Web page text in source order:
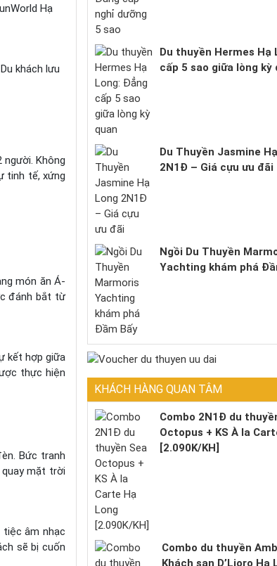
Hạ
khách lưu
người. Không
tinh tế, xứng
món ăn Á-
đánh bắt từ
kết hợp giữa
thực hiện
Bức tranh
mặt trời
tiệc âm nhạc
sẽ bị cuốn
Du thuyền Hermes Hạ
cấp 5 sao giữa lòng kỳ
Du Thuyền Jasmine
2N1Đ – Giá cựu ưu đãi
Ngồi Du Thuyền
Yachting khám phá
KHÁCH HÀNG QUAN TÂM
Combo 2N1Đ du
Octopus + KS À la
[2.090K/KH]
Combo du thuyền
Khách sạn D’Lioro Hạ